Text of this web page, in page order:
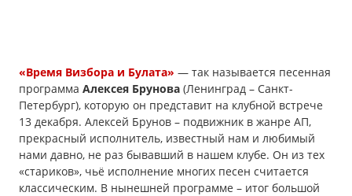
«Время Визбора и Булата» — так называется песенная
программа Алексея Брунова (Ленинград – Санкт-
Петербург), которую он представит на клубной встрече
13 декабря. Алексей Брунов – подвижник в жанре АП,
прекрасный исполнитель, известный нам и любимый
нами давно, не раз бывавший в нашем клубе. Он из тех
«стариков», чьё исполнение многих песен считается
классическим. В нынешней программе – итог большой